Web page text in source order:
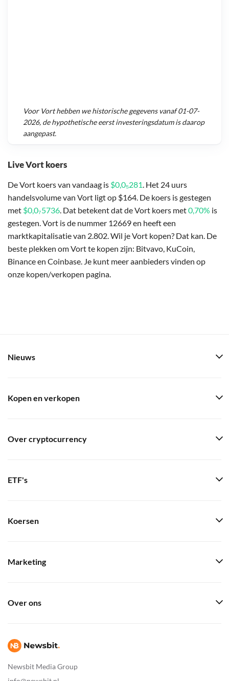
Live Vort koers
De Vort koers van vandaag is $0,0₅281. Het 24 uurs
handelsvolume van Vort ligt op $164. De koers is gestegen
met $0,0₇5736. Dat betekent dat de Vort koers met0,70% is
gestegen. Vort is de nummer 12669 en heeft een
marktkapitalisatie van 2.802. Wil je Vort kopen? Dat kan. De
beste plekken om Vort te kopen zijn: Bitvavo, KuCoin,
Binance en Coinbase. Je kunt meer aanbieders vinden op
onze kopen/verkopen pagina.
Voor Vorthebben we historische gegevens vanaf01-07-
2026, de hypothetische eerst investeringsdatum is daarop
aangepast.
Newsbit Media Group
Nieuws
Kopen en verkopen
Over cryptocurrency
ETF's
Koersen
Marketing
Over ons